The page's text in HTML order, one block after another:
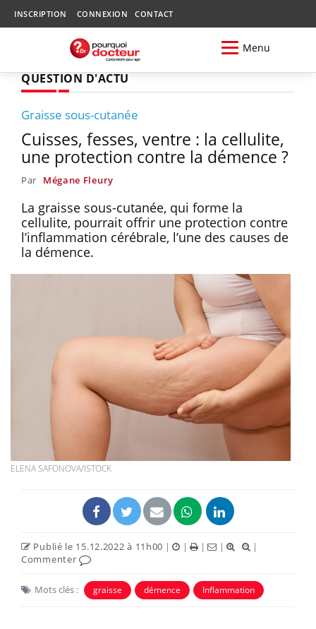
INSCRIPTION CONNEXION CONTACT
Menu
QUESTION D'ACTU
Graisse sous-cutanée
Cuisses, fesses, ventre : la cellulite,
une protection contre la démence ?
Par Mégane Fleury
La graisse sous-cutanée, qui forme la
cellulite, pourrait offrir une protection contre
l’inflammation cérébrale, l’une des causes de
la démence.
ELENA SAFONOVA/ISTOCK
Publié le 15.12.2022 à 11h00 | | | |
|
Commenter
Mots clés : graisse démence Inflammation